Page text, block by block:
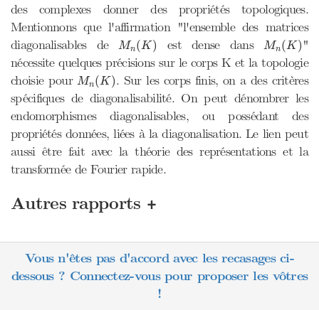
des complexes donner des propriétés topologiques.
Mentionnons que l'affirmation "l'ensemble des matrices
diagonalisables deMn(K)
Mn ( K) est dense dansMn(K)
Mn ( K) "
nécessite quelques précisions sur le corps K et la topologie
choisie pourMn(K)
Mn ( K). Sur les corps finis, on a des critères
spécifiques de diagonalisabilité. On peut dénombrer les
endomorphismes diagonalisables, ou possédant des
propriétés données, liées à la diagonalisation. Le lien peut
aussi être fait avec la théorie des représentations et la
transformée de Fourier rapide.
Autres rapports +
Vous n'êtes pas d'accord avec les recasages ci-
dessous ? Connectez-vous pour proposer les vôtres
!